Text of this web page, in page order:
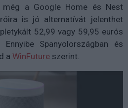
a Google Home és Nest
is jó alternatívát jelenthet
52,99 vagy 59,95 eurós
Spanyolországban és
a WinFuture szerint.